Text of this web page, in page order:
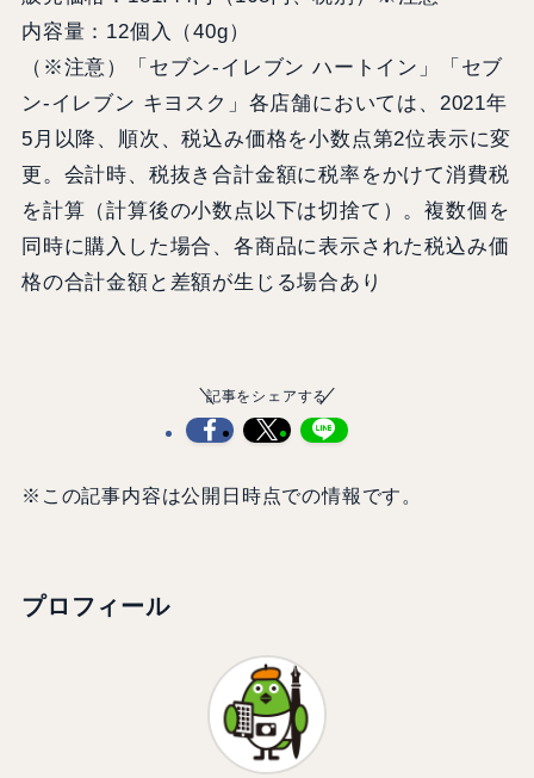
内容量：12個入（40g）
（※注意）「セブン‐イレブン ハートイン」「セブ
ン‐イレブン キヨスク」各店舗においては、2021年
5月以降、順次、税込み価格を小数点第2位表示に変
更。会計時、税抜き合計金額に税率をかけて消費税
を計算（計算後の小数点以下は切捨て）。複数個を
同時に購入した場合、各商品に表示された税込み価
格の合計金額と差額が生じる場合あり
記事をシェアする
※この記事内容は公開日時点での情報です。
プロフィール